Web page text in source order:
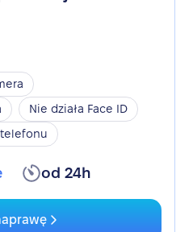
Nie działa Face ID
od 24h